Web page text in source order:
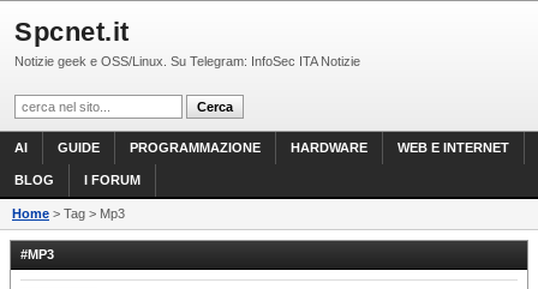
Spcnet.it
Notizie geek e OSS/Linux. Su Telegram: InfoSec ITA Notizie
AI GUIDE PROGRAMMAZIONE HARDWARE WEB E INTERNET
BLOG I FORUM
Home > Tag > Mp3
#MP3